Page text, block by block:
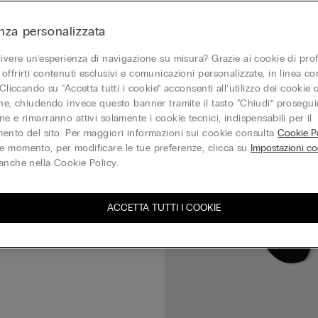
Spugna
personalizzata
un’esperienza di navigazione su misura? Grazie ai cookie di
offrirti contenuti esclusivi e comunicazioni personalizzate, in linea
su “Accetta tutti i cookie” acconsenti all’utilizzo dei cookie
chiudendo invece questo banner tramite il tasto “Chiudi”
e rimarranno attivi solamente i cookie tecnici, indispensabili per il
del sito. Per maggiori informazioni sui cookie consultaCookie
momento, per modificare le tue preferenze, clicca su Impostazioni
nella Cookie Policy.
ACCETTA TUTTI I COOKIE